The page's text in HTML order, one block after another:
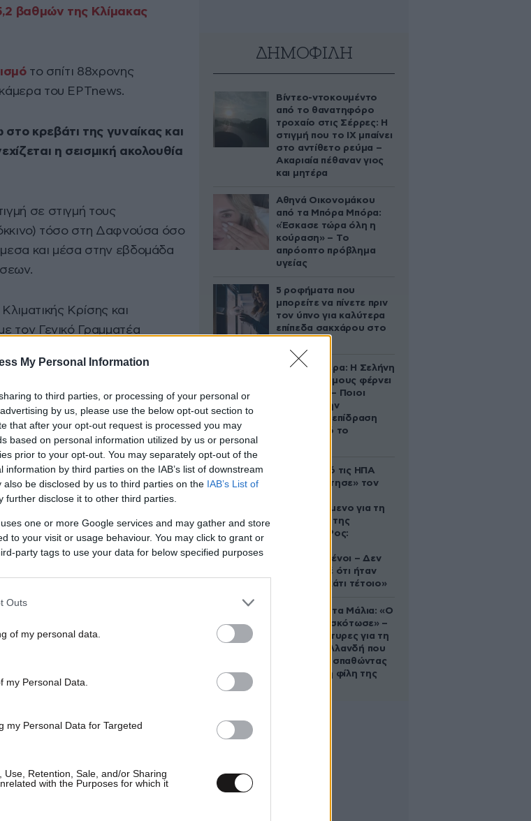
My Personal Information
to third parties, or processing of your personal or
by us, please use the below opt-out section to
that after your opt-out request is processed you may
based on personal information utilized by us or personal
prior to your opt-out. You may separately opt-out of the
by third parties on the IAB’s list of downstream
be disclosed by us to third parties on the IAB’s List of
further disclose it to other third parties.
one or more Google services and may gather and store
to your visit or usage behaviour. You may click to grant or
party tags to use your data for below specified purposes
Outs
of my personal data.
my Personal Data.
my Personal Data for Targeted
Retention, Sale, and/or Sharing
with the Purposes for which it
βαθμών της Κλίμακας
το σπίτι 88χρονης
του ΕΡΤnews.
κρεβάτι της γυναίκας και
η σεισμική ακολουθία
σε στιγμή τους
τόσο στη Δαφνούσα όσο
και μέσα στην εβδομάδα
Κρίσης και
τον Γενικό Γραμματέα
Αρωγής, Πέτρο Καμπούρη.
ΔΗΜΟΦΙΛΗ
Βίντεο-ντοκουμέντο
από το θανατηφόρο
τροχαίο στις Σέρρες: Η
στιγμή που το ΙΧ μπαίνει
στο αντίθετο ρεύμα –
Ακαριαία πέθαναν γιος
και μητέρα
Αθηνά Οικονομάκου
από τα Μπόρα Μπόρα:
«Έσκασε τώρα όλη η
κούραση» – Το
απρόοπτο πρόβλημα
υγείας
5 ροφήματα που
μπορείτε να πίνετε πριν
τον ύπνο για καλύτερα
επίπεδα σακχάρου στο
Ζώδια σήμερα: Η Σελήνη
στους Διδύμους φέρνει
ανατροπές – Ποιοι
δέχονται την
ευεργετική επίδραση
του Δία από το
Ζευγάρι από τις ΗΠΑ
που «υιοθέτησε» τον
κατηγορούμενο για τη
δολοφονία της
Ελίζαμπεθ Ρος:
συντετριμμένοι – Δεν
έδειξε ποτέ ότι ήταν
ικανός για κάτι τέτοιο»
Τραγωδία στα Μάλια: «Ο
πανικός τη σκότωσε» –
Τι λένε μάρτυρες για τη
42χρονη Ολλανδή που
πνίγηκε προσπαθώντας
να σώσει τη φίλη της